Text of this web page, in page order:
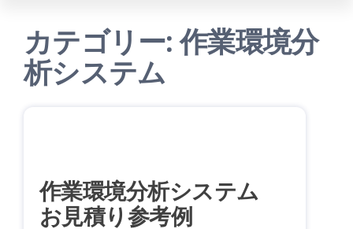
カテゴリー:作業環境分
析システム
作業環境分析システム
お見積り参考例